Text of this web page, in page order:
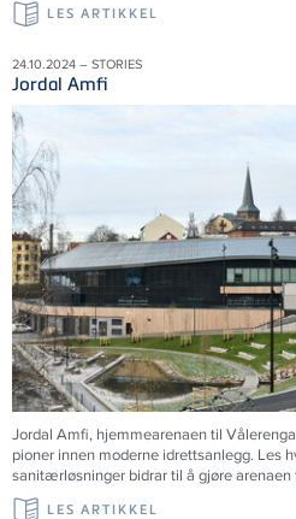
LES ARTIKKEL
24.10.2024 – STORIES
Jordal Amfi
Jordal Amfi, hjemmearenaen til
pioner innen moderne idrettsanlegg. Les
sanitærløsninger bidrar til å gjøre
LES ARTIKKEL